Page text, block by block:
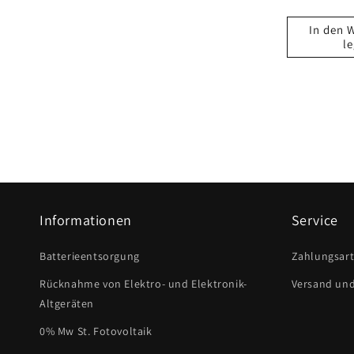
In den
Informationen
Batterieentsorgung
Rücknahme von Elektro- und Elektronik-
Altgeräten
0% Mw St. Fotovoltaik
Service
Versand